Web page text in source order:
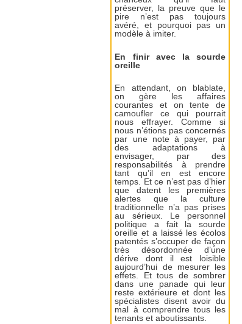
préserver, la preuve que le
pire n’est pas toujours
avéré, et pourquoi pas un
modèle à imiter.
En finir avec la sourde
oreille
En attendant, on blablate,
on gère les affaires
courantes et on tente de
camoufler ce qui pourrait
nous effrayer. Comme si
nous n’étions pas concernés
par une note à payer, par
des adaptations à
envisager, par des
responsabilités à prendre
tant qu’il en est encore
temps. Et ce n’est pas d’hier
que datent les premières
alertes que la culture
traditionnelle n’a pas prises
au sérieux. Le personnel
politique a fait la sourde
oreille et a laissé les écolos
patentés s’occuper de façon
très désordonnée d’une
dérive dont il est loisible
aujourd’hui de mesurer les
effets. Et tous de sombrer
dans une panade qui leur
reste extérieure et dont les
spécialistes disent avoir du
mal à comprendre tous les
tenants et aboutissants.